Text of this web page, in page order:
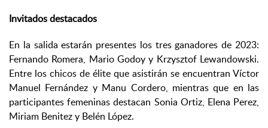
Invitados destacados
En la salida estarán presentes los tres ganadores de 2023:
Fernando Romera, Mario Godoy y Krzysztof Lewandowski.
Entre los chicos de élite que asistirán se encuentran Víctor
Manuel Fernández y Manu Cordero, mientras que en las
participantes femeninas destacan Sonia Ortiz, Elena Perez,
Miriam Benitez y Belén López.